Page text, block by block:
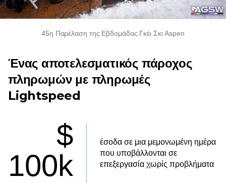
45η Παρέλαση της Εβδομάδας Γκέι Σκι Aspen
Ένας αποτελεσματικός πάροχος
πληρωμών με πληρωμές
Lightspeed
$
100k
έσοδα σε μια μεμονωμένη ημέρα
που υποβάλλονται σε
επεξεργασία χωρίς προβλήματα